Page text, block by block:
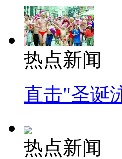
热点新闻
直击"圣诞
热点新闻